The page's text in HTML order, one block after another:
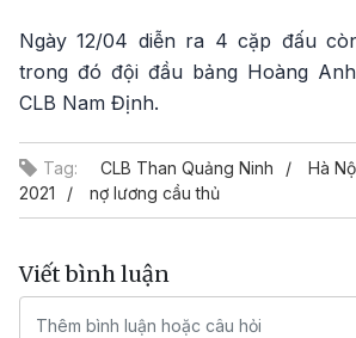
Ngày 12/04 diễn ra 4 cặp đấu
trong đó đội đầu bảng Hoàng
CLB Nam Định.
Tag: CLB Than Quảng Ninh Hà
2021
nợ lương cầu thủ
Viết bình luận